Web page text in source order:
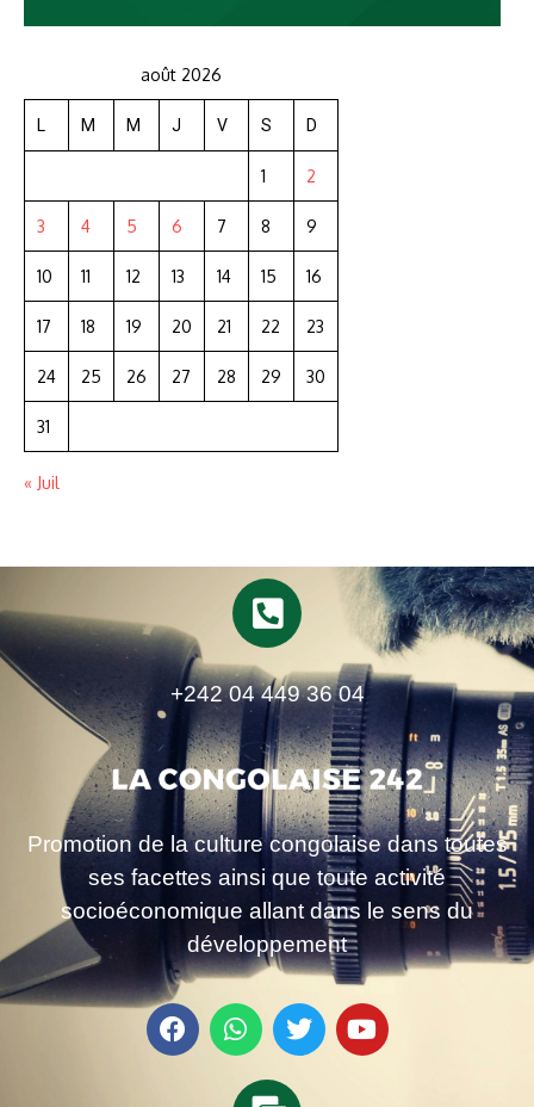
août 2026
L M M J V S D
1 2
3 4 5 6 7 8 9
10 11 12 13 14 15 16
17 18 19 20 21 22 23
24 25 26 27 28 29 30
31
« Juil
+242 04 449 36 04
Promotion de la culture congolaise dans toutes
ses facettes ainsi que toute activité
socioéconomique allant dans le sens du
développement